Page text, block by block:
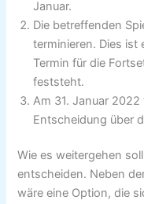
Januar.
Die betreffenden
terminieren. Dies
Termin für die
feststeht.
Am 31. Januar
Entscheidung über
Wie es weitergehen
entscheiden. Neben
wäre eine Option, die